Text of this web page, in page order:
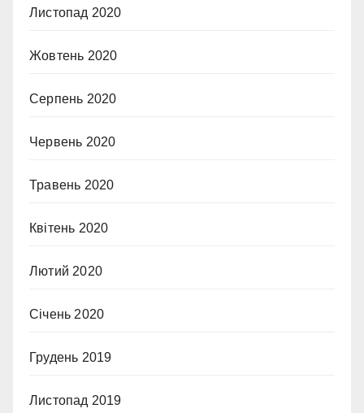
Листопад 2020
Жовтень 2020
Серпень 2020
Червень 2020
Травень 2020
Квітень 2020
Лютий 2020
Січень 2020
Грудень 2019
Листопад 2019